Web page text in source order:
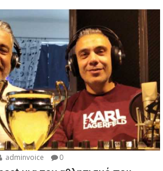
adminvoice 0